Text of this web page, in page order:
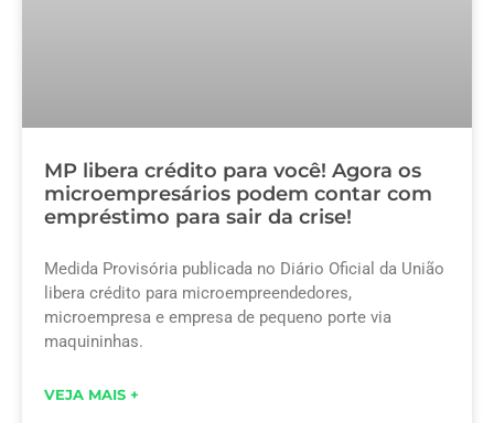
MP libera crédito para você! Agora os
microempresários podem contar com
empréstimo para sair da crise!
Medida Provisória publicada no Diário Oficial da União
libera crédito para microempreendedores,
microempresa e empresa de pequeno porte via
maquininhas.
VEJA MAIS +